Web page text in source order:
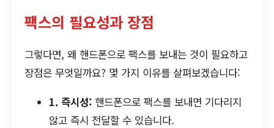
팩스의 필요성과 장점
그렇다면, 왜 핸드폰으로 팩스를 보내는 것이 필요하고
장점은 무엇일까요? 몇 가지 이유를 살펴보겠습니다:
1. 즉시성: 핸드폰으로 팩스를 보내면 기다리지
않고 즉시 전달할 수 있습니다.